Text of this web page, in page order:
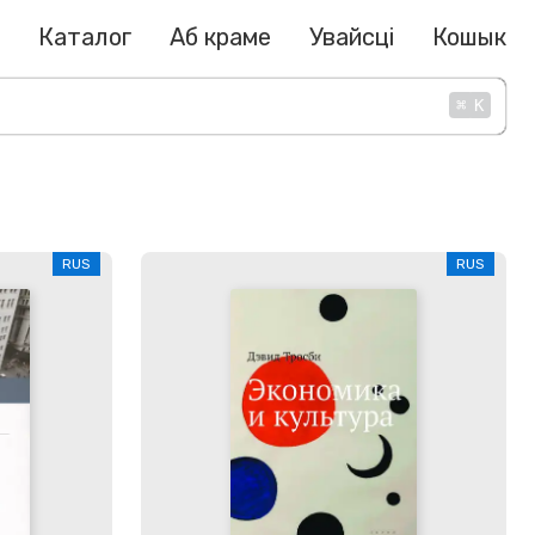
Каталог Аб краме Увайсці Кошык
⌘ K
RUS RUS